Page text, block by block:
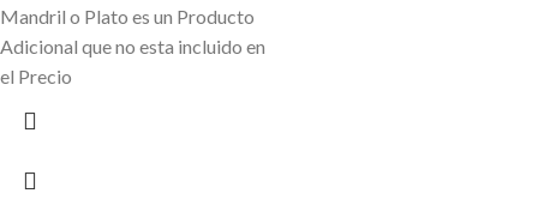
Mandril o Plato es un Producto
Adicional que no esta incluido en
el Precio